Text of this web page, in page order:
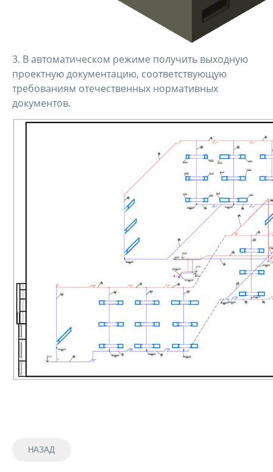
3. В автоматическом режиме получить выходную
проектную документацию, соответствующую
требованиям отечественных нормативных
документов.